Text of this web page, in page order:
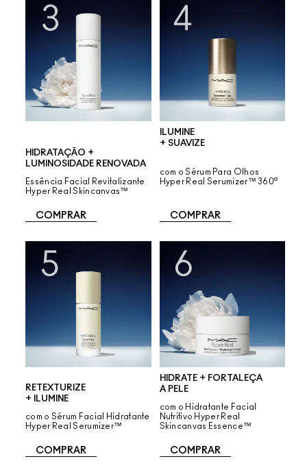
HIDRATAÇÃO +
LUMINOSIDADE RENOVADA
Essência Facial Revitalizante
Hyper Real Skincanvas™
COMPRAR
ILUMINE
+ SUAVIZE
com o Sérum Para Olhos
Hyper Real Serumizer™ 360°
COMPRAR
RETEXTURIZE
+ ILUMINE
com o Sérum Facial Hidratante
Hyper Real Serumizer™
COMPRAR
HIDRATE + FORTALEÇA
A PELE
com o Hidratante Facial
Nutritivo Hyper Real
Skincanvas Essence™
COMPRAR